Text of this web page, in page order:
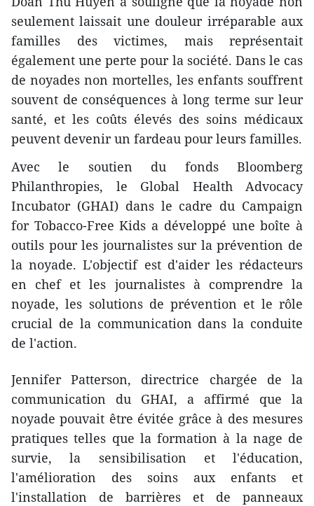
seulement laissait une douleur irréparable aux
familles des victimes, mais représentait
également une perte pour la société. Dans le cas
de noyades non mortelles, les enfants souffrent
souvent de conséquences à long terme sur leur
santé, et les coûts élevés des soins médicaux
peuvent devenir un fardeau pour leurs familles.
Avec le soutien du fonds Bloomberg
Philanthropies, le Global Health Advocacy
Incubator (GHAI) dans le cadre du Campaign
for Tobacco-Free Kids a développé une boîte à
outils pour les journalistes sur la prévention de
la noyade. L'objectif est d'aider les rédacteurs
en chef et les journalistes à comprendre la
noyade, les solutions de prévention et le rôle
crucial de la communication dans la conduite
de l'action.
Jennifer Patterson, directrice chargée de la
communication du GHAI, a affirmé que la
noyade pouvait être évitée grâce à des mesures
pratiques telles que la formation à la nage de
survie, la sensibilisation et l'éducation,
l'amélioration des soins aux enfants et
l'installation de barrières et de panneaux